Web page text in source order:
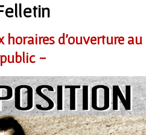
horaires d’ouverture au
public -